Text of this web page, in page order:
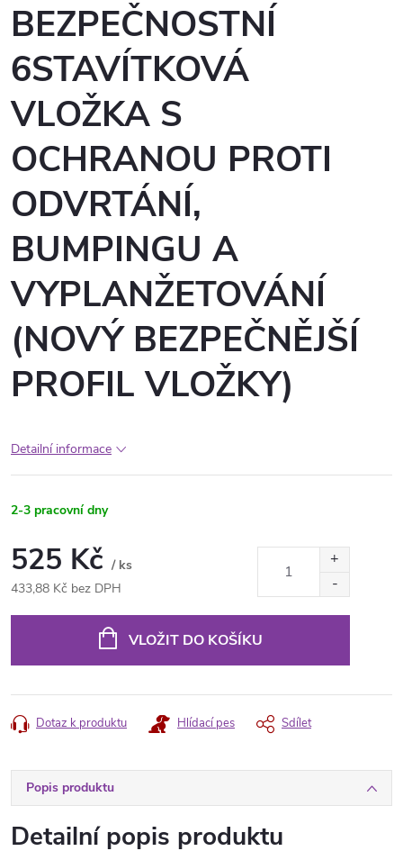
BEZPEČNOSTNÍ
6STAVÍTKOVÁ
VLOŽKA S
OCHRANOU PROTI
ODVRTÁNÍ,
BUMPINGU A
VYPLANŽETOVÁNÍ
(NOVÝ BEZPEČNĚJŠÍ
PROFIL VLOŽKY)
Detailní informace
2-3 pracovní dny
525 Kč / ks
433,88 Kč bez DPH
VLOŽIT DO KOŠÍKU
Dotaz k produktu Hlídací pes Sdílet
Popis produktu
Detailní popis produktu